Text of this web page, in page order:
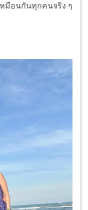
หมือนกันทุกคนจริง ๆ